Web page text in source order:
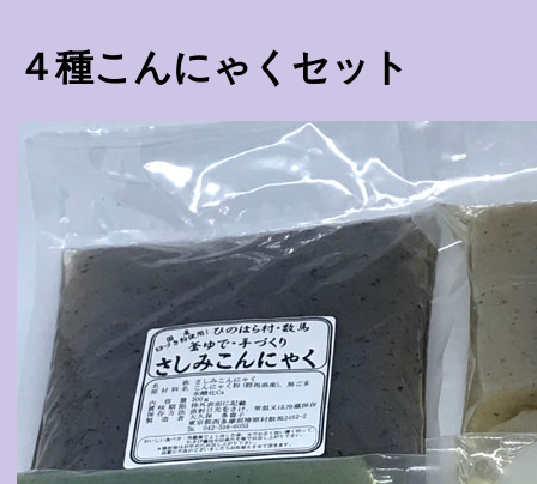
４種こんにゃくセット